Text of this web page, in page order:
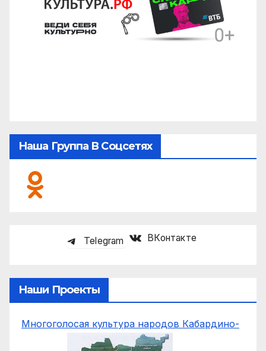
Наша Группа В Соцсетях
Telegram ВКонтакте
Наши Проекты
Многоголосая культура народов Кабардино-